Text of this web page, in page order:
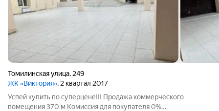
Томилинская улица, 249
ЖК «Виктория», 2 квартал 2017
Успей купить по суперцене!!! Продажа коммерческого
помещения 370 м Комиссия для покупателя 0%